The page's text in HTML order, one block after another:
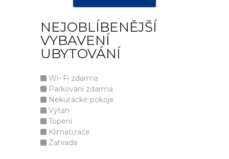
NEJOBLÍBENĚJŠÍ
VYBAVENÍ
UBYTOVÁNÍ
Wi- Fi zdarma
Parkování zdarma
Nekuřácké pokoje
Výtah
Topení
Klimatizace
Zahrada